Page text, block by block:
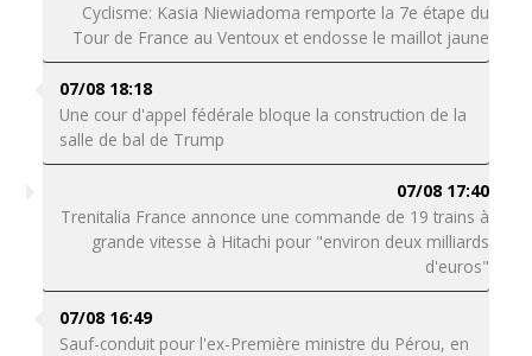
Cyclisme: Kasia Niewiadoma remporte la 7e étape du
Tour de France au Ventoux et endosse le maillot jaune
07/08 18:18
Une cour d'appel fédérale bloque la construction de la
salle de bal de Trump
07/08 17:40
Trenitalia France annonce une commande de 19 trains à
grande vitesse à Hitachi pour "environ deux milliards
d'euros"
07/08 16:49
Sauf-conduit pour l'ex-Première ministre du Pérou, en